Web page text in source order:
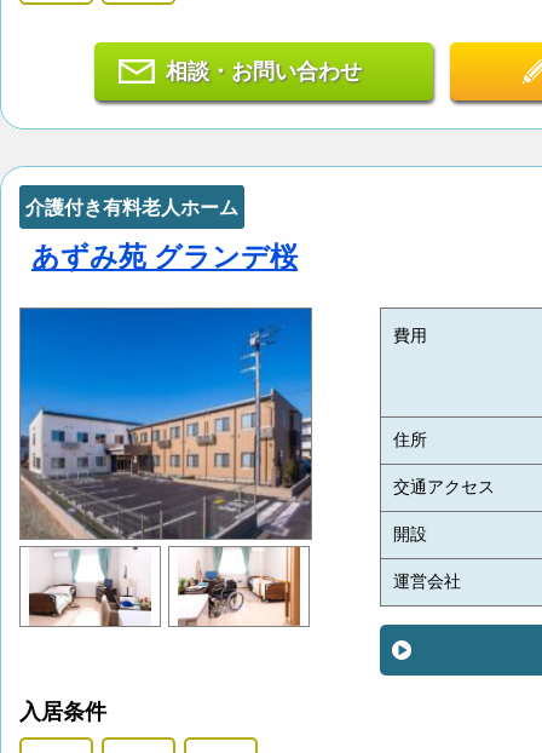
相談・お問い合わせ
介護付き有料老人ホーム
あずみ苑 グランデ桜
費用
住所
交通アクセス
開設
運営会社
入居条件